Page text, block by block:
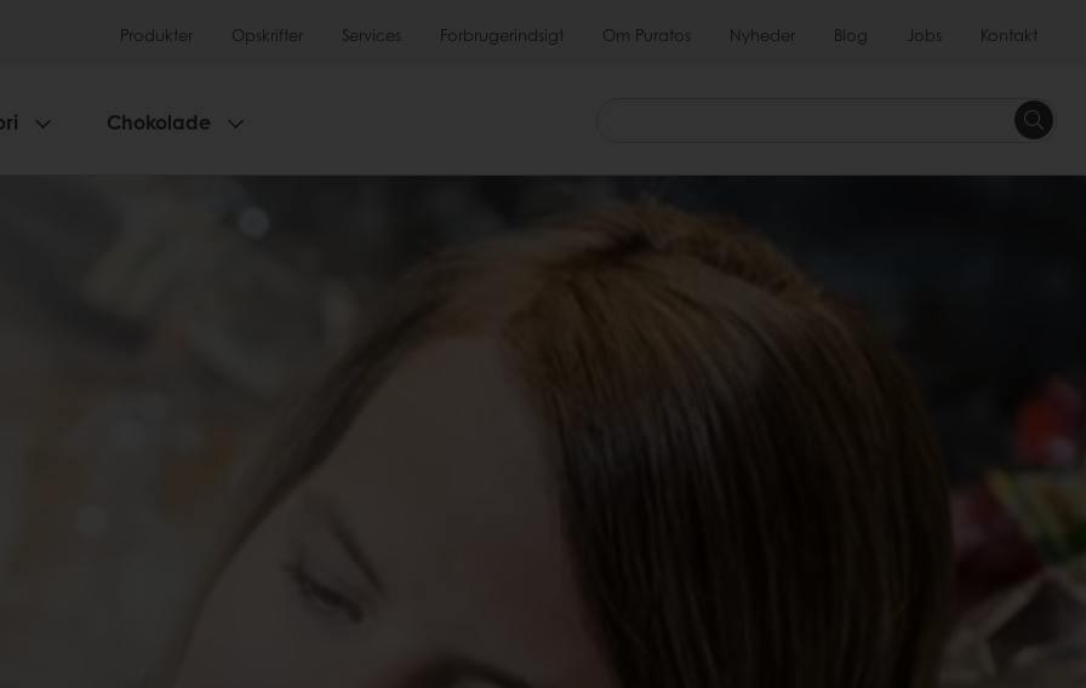
Produkter Opskrifter Services Forbrugerindsigt Om Puratos Nyheder Blog Jobs Kontakt
Chokolade